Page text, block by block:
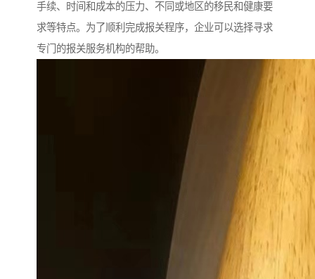
手续、时间和成本的压力、不同或地区的移民和健康要
求等特点。为了顺利完成报关程序，企业可以选择寻求
专门的报关服务机构的帮助。